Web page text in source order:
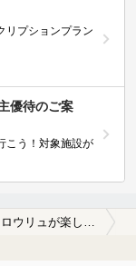
リプションプラン
優待のご案
こう！対象施設が